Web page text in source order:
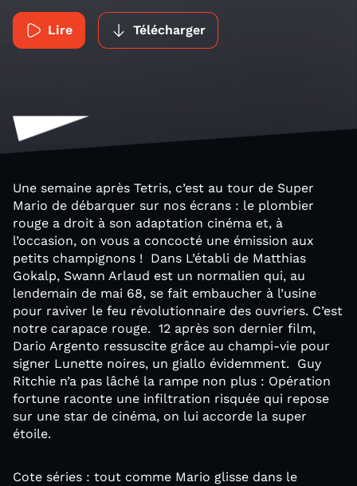
Lire Télécharger
Une semaine après Tetris, c’est au tour de Super
Mario de débarquer sur nos écrans : le plombier
rouge a droit à son adaptation cinéma et, à
l’occasion, on vous a concocté une émission aux
petits champignons ! Dans L’établi de Matthias
Gokalp, Swann Arlaud est un normalien qui, au
lendemain de mai 68, se fait embaucher à l’usine
pour raviver le feu révolutionnaire des ouvriers. C’est
notre carapace rouge. 12 après son dernier film,
Dario Argento ressuscite grâce au champi-vie pour
signer Lunette noires, un giallo évidemment. Guy
Ritchie n’a pas lâché la rampe non plus : Opération
fortune raconte une infiltration risquée qui repose
sur une star de cinéma, on lui accorde la super
étoile.
Cote séries : tout comme Mario glisse dans le